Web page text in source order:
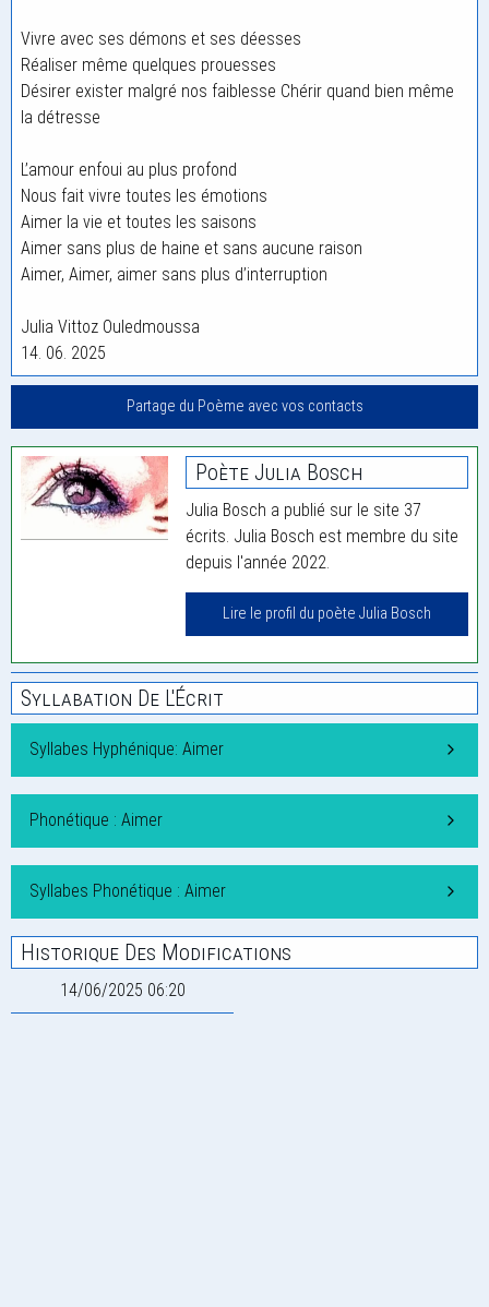
Vivre avec ses démons et ses déesses
Réaliser même quelques prouesses
Désirer exister malgré nos faiblesse Chérir quand bien même
la détresse
L’amour enfoui au plus profond
Nous fait vivre toutes les émotions
Aimer la vie et toutes les saisons
Aimer sans plus de haine et sans aucune raison
Aimer, Aimer, aimer sans plus d’interruption
Julia Vittoz Ouledmoussa
14. 06. 2025
Partage du Poème avec vos contacts
Poète Julia Bosch
Julia Bosch a publié sur le site 37
écrits. Julia Bosch est membre du site
depuis l'année 2022.
Lire le profil du poète Julia Bosch
Syllabation De L'Écrit
Syllabes Hyphénique: Aimer
Phonétique : Aimer
Syllabes Phonétique : Aimer
Historique Des Modifications
14/06/2025 06:20